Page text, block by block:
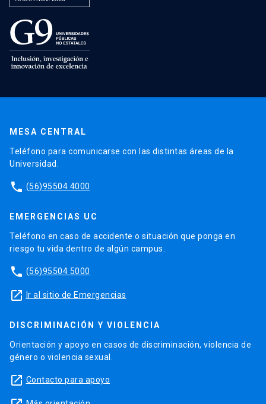
MESA CENTRAL
Teléfono para comunicarse con las distintas áreas de la
Universidad.
phone (56)95504 4000
EMERGENCIAS UC
Teléfono en caso de accidente o situación que ponga en
riesgo tu vida dentro de algún campus.
phone (56)95504 5000
launch Ir al sitio de Emergencias
DISCRIMINACIÓN Y VIOLENCIA
Orientación y apoyo en casos de discriminación, violencia de
género o violencia sexual.
launch Contacto para apoyo